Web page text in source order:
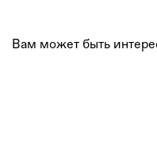
Вам может быть